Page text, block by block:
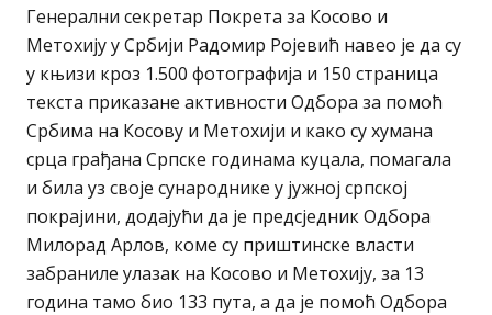
Генерални секретар Покрета за Косово и
Метохију у Србији Радомир Ројевић навео је да су
у књизи кроз 1.500 фотографија и 150 страница
текста приказане активности Одбора за помоћ
Србима на Косову и Метохији и како су хумана
срца грађана Српске годинама куцала, помагала
и била уз своје сународнике у јужној српској
покрајини, додајући да је предсједник Одбора
Милорад Арлов, коме су приштинске власти
забраниле улазак на Косово и Метохију, за 13
година тамо био 133 пута, а да је помоћ Одбора